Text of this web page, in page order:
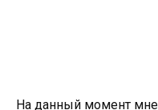
На данный момент мне